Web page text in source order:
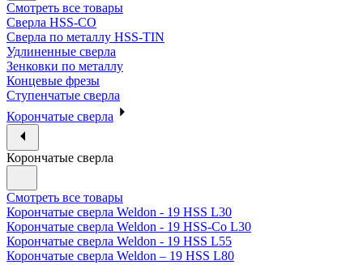
Смотреть все товары
Сверла HSS-CO
Сверла по металлу HSS-TIN
Удлиненные сверла
Зенковки по металлу
Концевые фрезы
Ступенчатые сверла
Корончатые сверла
Корончатые сверла
Смотреть все товары
Корончатые сверла Weldon - 19 HSS L30
Корончатые сверла Weldon - 19 HSS-Co L30
Корончатые сверла Weldon - 19 HSS L55
Корончатые сверла Weldon – 19 HSS L80